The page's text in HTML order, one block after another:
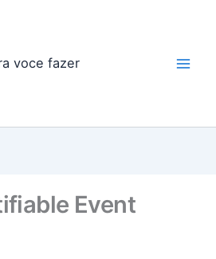
voce fazer
Event